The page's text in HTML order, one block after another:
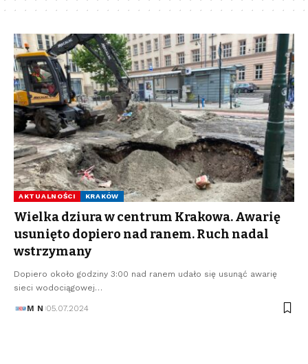
AKTUALNOŚCI KRAKÓW
Wielka dziura w centrum Krakowa. Awarię
usunięto dopiero nad ranem. Ruch nadal
wstrzymany
Dopiero około godziny 3:00 nad ranem udało się usunąć awarię
sieci wodociągowej…
M N 05.07.2024